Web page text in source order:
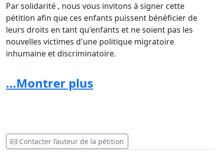
Par solidarité , nous vous invitons à signer cette
pétition afin que ces enfants puissent bénéficier de
leurs droits en tant qu'enfants et ne soient pas les
nouvelles victimes d'une politique migratoire
inhumaine et discriminatoire.
enfants, à savoir l'école communale d'OLNE, l'IPH, le
famille.
...Montrer plus
Contacter l’auteur de la pétition